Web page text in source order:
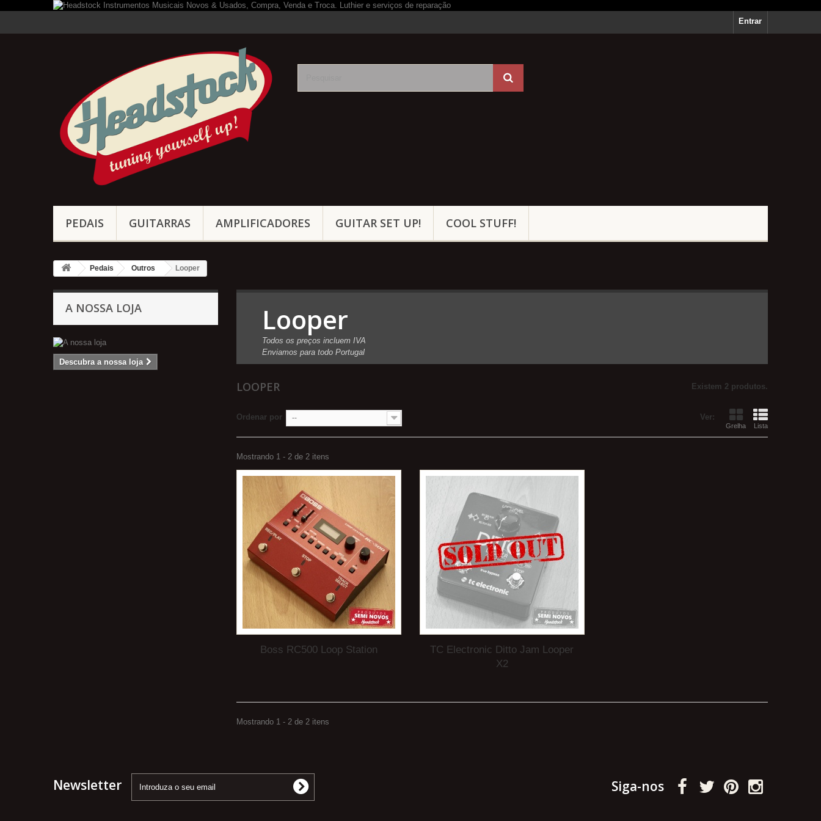
Entrar
PEDAIS GUITARRAS AMPLIFICADORES GUITAR SET UP! COOL STUFF!
Pedais Outros Looper
A NOSSA LOJA
Descubra a nossa loja
Looper
Todos os preços incluem IVA
Enviamos para todo Portugal
LOOPER Existem 2 produtos.
Ver:
Grelha Lista
Ordenar por --
Mostrando 1 - 2 de 2 itens
Boss RC500 Loop Station
TC Electronic Ditto Jam Looper
X2
Mostrando 1 - 2 de 2 itens
Newsletter Siga-nos